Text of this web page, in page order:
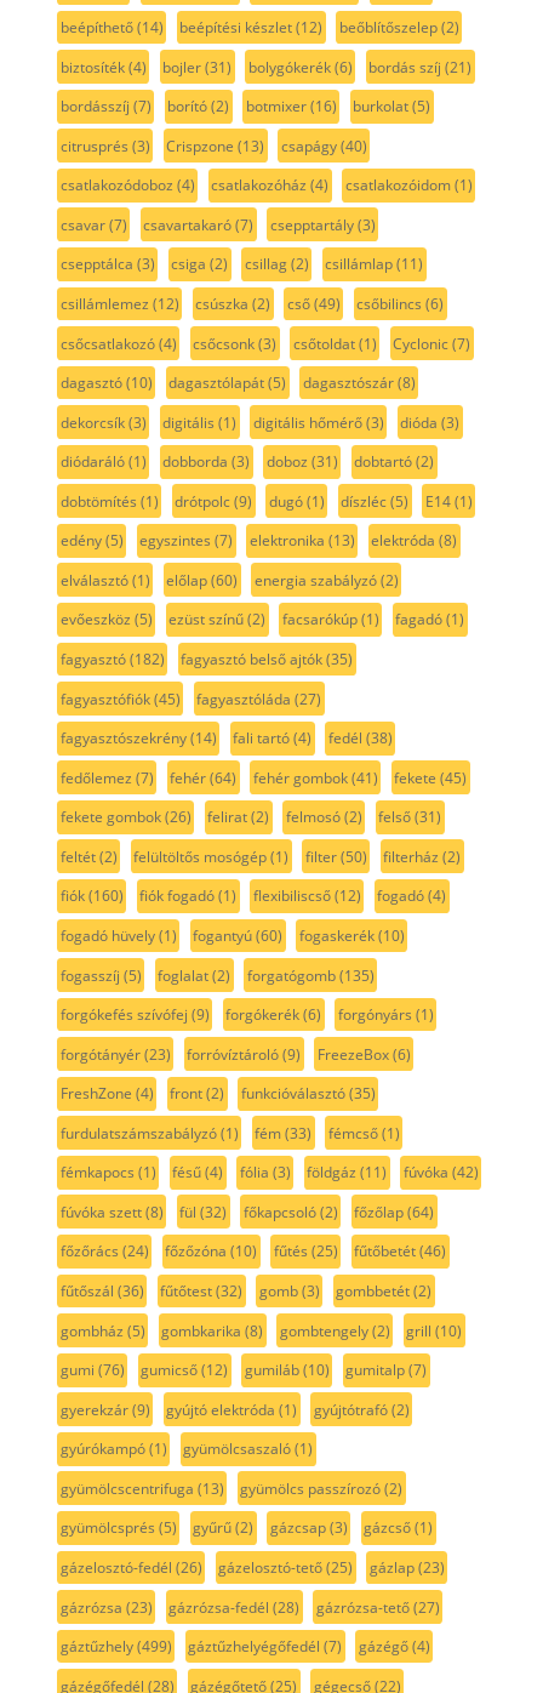
beépíthető(14) beépítési készlet(12) beőblítőszelep(2)
biztosíték(4) bojler(31) bolygókerék(6) bordás szíj (21)
bordásszíj (7) borító(2) botmixer(16) burkolat(5)
citrusprés (3) Crispzone (13) csapágy(40)
csatlakozódoboz (4) csatlakozóház (4) csatlakozóidom(1)
csavar(7) csavartakaró(7) csepptartály(3)
csepptálca (3) csiga (2) csillag(2) csillámlap(11)
csillámlemez (12) csúszka (2) cső(49) csőbilincs (6)
csőcsatlakozó(4) csőcsonk(3) csőtoldat(1) Cyclonic(7)
dagasztó(10) dagasztólapát(5) dagasztószár(8)
dekorcsík(3) digitális (1) digitális hőmérő(3) dióda (3)
diódaráló(1) dobborda (3) doboz (31) dobtartó(2)
dobtömítés (1) drótpolc(9) dugó(1) díszléc(5) E14(1)
edény(5) egyszintes (7) elektronika (13) elektróda (8)
elválasztó(1) előlap(60) energia szabályzó(2)
evőeszköz (5) ezüst színű(2) facsarókúp(1) fagadó(1)
fagyasztó(182) fagyasztó belső ajtók(35)
fagyasztófiók(45) fagyasztóláda (27)
fagyasztószekrény(14) fali tartó(4) fedél (38)
fedőlemez (7) fehér(64) fehér gombok(41) fekete (45)
fekete gombok(26) felirat(2) felmosó(2) felső(31)
feltét(2) felültöltős mosógép(1) filter(50) filterház (2)
fiók(160) fiók fogadó(1) flexibiliscső(12) fogadó(4)
fogadó hüvely(1) fogantyú(60) fogaskerék(10)
fogasszíj (5) foglalat(2) forgatógomb(135)
forgókefés szívófej (9) forgókerék(6) forgónyárs (1)
forgótányér(23) forróvíztároló(9) FreezeBox(6)
FreshZone (4) front(2) funkcióválasztó(35)
furdulatszámszabályzó(1) fém(33) fémcső(1)
fémkapocs (1) fésű(4) fólia (3) földgáz (11) fúvóka (42)
fúvóka szett(8) fül (32) főkapcsoló(2) főzőlap(64)
főzőrács (24) főzőzóna (10) fűtés (25) fűtőbetét(46)
fűtőszál (36) fűtőtest(32) gomb(3) gombbetét(2)
gombház (5) gombkarika (8) gombtengely(2) grill (10)
gumi (76) gumicső(12) gumiláb(10) gumitalp(7)
gyerekzár(9) gyújtó elektróda (1) gyújtótrafó(2)
gyúrókampó(1) gyümölcsaszaló(1)
gyümölcscentrifuga (13) gyümölcs passzírozó(2)
gyümölcsprés (5) gyűrű(2) gázcsap(3) gázcső(1)
gázelosztó-fedél (26) gázelosztó-tető(25) gázlap(23)
gázrózsa (23) gázrózsa-fedél (28) gázrózsa-tető(27)
gáztűzhely(499) gáztűzhelyégőfedél (7) gázégő(4)
gázégőfedél (28) gázégőtető(25) gégecső(22)